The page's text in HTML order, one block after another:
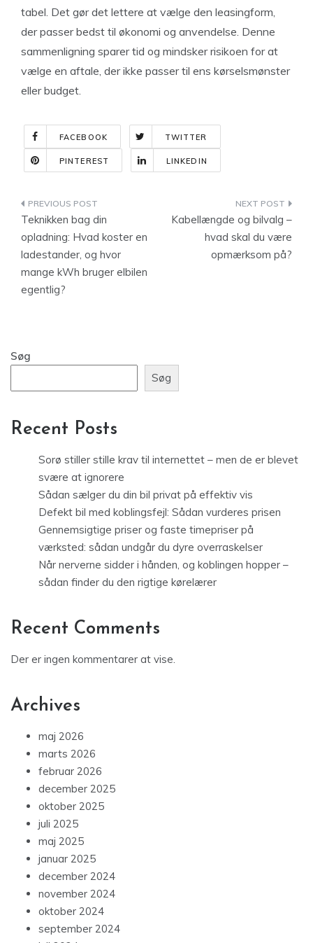
tabel. Det gør det lettere at vælge den leasingform,
der passer bedst til økonomi og anvendelse. Denne
sammenligning sparer tid og mindsker risikoen for at
vælge en aftale, der ikke passer til ens kørselsmønster
eller budget.
FACEBOOK TWITTER
PINTEREST LINKEDIN
Indlægsnavigation
Teknikken bag din
opladning: Hvad koster en
ladestander, og hvor
mange kWh bruger elbilen
egentlig?
Kabellængde og bilvalg –
hvad skal du være
opmærksom på?
Søg
Søg
Recent Posts
Sorø stiller stille krav til internettet – men de er blevet
svære at ignorere
Sådan sælger du din bil privat på effektiv vis
Defekt bil med koblingsfejl: Sådan vurderes prisen
Gennemsigtige priser og faste timepriser på
værksted: sådan undgår du dyre overraskelser
Når nerverne sidder i hånden, og koblingen hopper –
sådan finder du den rigtige kørelærer
Recent Comments
Der er ingen kommentarer at vise.
Archives
maj 2026
marts 2026
februar 2026
december 2025
oktober 2025
juli 2025
maj 2025
januar 2025
december 2024
november 2024
oktober 2024
september 2024